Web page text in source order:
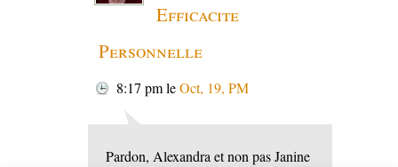
Efficacite
Personnelle
8:17 pmleOct, 19, PM
Pardon, Alexandra et non pas Janine